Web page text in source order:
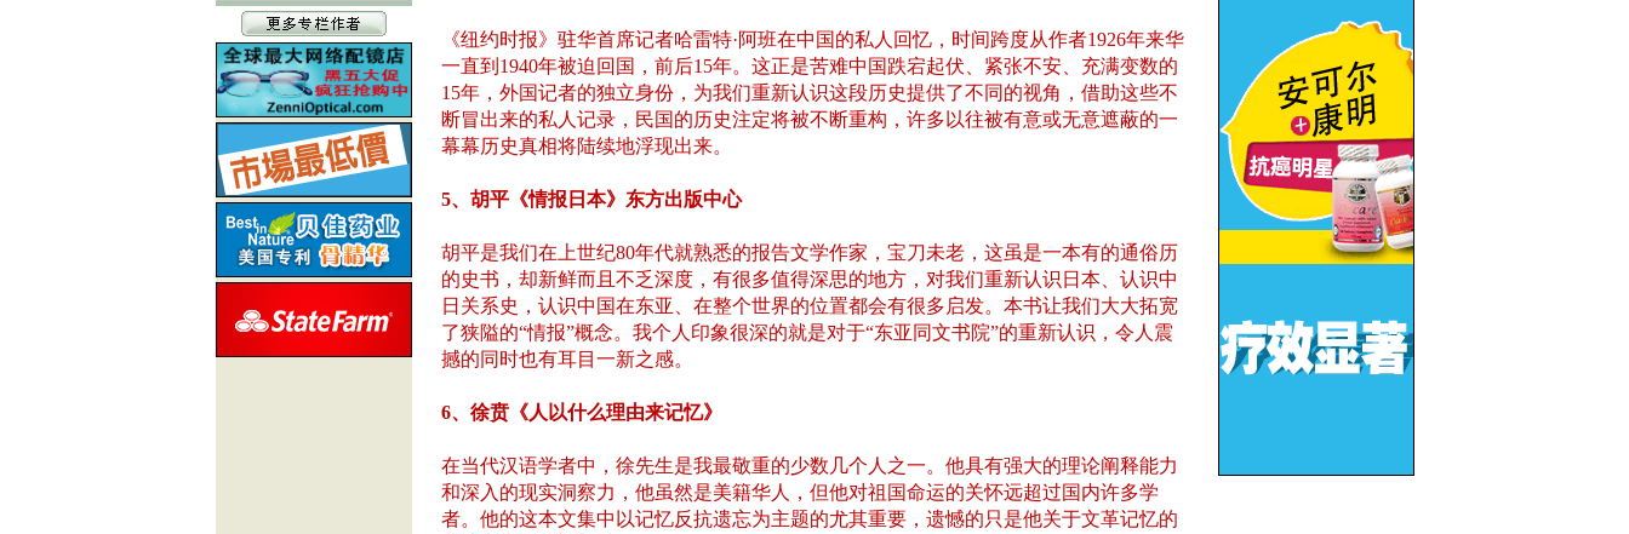
《纽约时报》驻华首席记者哈雷特·阿班在中国的私人回忆，时间跨度从作者1926年来华
一直到1940年被迫回国，前后15年。这正是苦难中国跌宕起伏、紧张不安、充满变数的
15年，外国记者的独立身份，为我们重新认识这段历史提供了不同的视角，借助这些不
断冒出来的私人记录，民国的历史注定将被不断重构，许多以往被有意或无意遮蔽的一
幕幕历史真相将陆续地浮现出来。
5、胡平《情报日本》东方出版中心
胡平是我们在上世纪80年代就熟悉的报告文学作家，宝刀未老，这虽是一本有的通俗历
的史书，却新鲜而且不乏深度，有很多值得深思的地方，对我们重新认识日本、认识中
日关系史，认识中国在东亚、在整个世界的位置都会有很多启发。本书让我们大大拓宽
了狭隘的“情报”概念。我个人印象很深的就是对于“东亚同文书院”的重新认识，令人震
撼的同时也有耳目一新之感。
6、徐贲《人以什么理由来记忆》
在当代汉语学者中，徐先生是我最敬重的少数几个人之一。他具有强大的理论阐释能力
和深入的现实洞察力，他虽然是美籍华人，但他对祖国命运的关怀远超过国内许多学
者。他的这本文集中以记忆反抗遗忘为主题的尤其重要，遗憾的只是他关于文革记忆的